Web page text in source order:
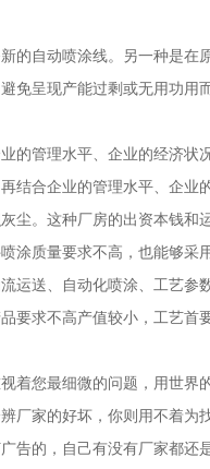
自动喷涂线。另一种是在
呈现产能过剩或无用功用
管理水平、企业的经济状
合企业的管理水平、企业
。这种厂房的出资本钱和
质量要求不高，也能够采
送、自动化喷涂、工艺参
求不高产值较小，工艺首
您最细微的问题，用世界
家的好坏，你则用不着为
的，自己有没有厂家都还